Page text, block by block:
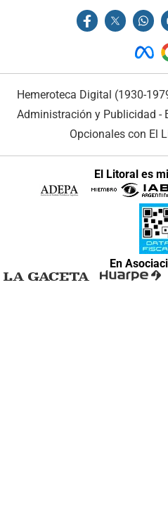
Hemeroteca Digital (1930-
Administración y Publicidad -
Opcionales con El
El Litoral es
En